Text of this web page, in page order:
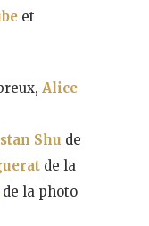
et
Alice
Shu de
de la
de la photo